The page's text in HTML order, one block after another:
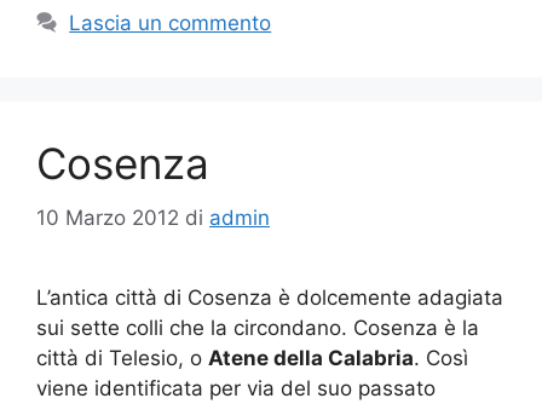
Lascia un commento
Cosenza
10 Marzo 2012 di admin
L’antica città di Cosenza è dolcemente adagiata
sui sette colli che la circondano. Cosenza è la
città di Telesio, o Atene della Calabria. Così
viene identificata per via del suo passato